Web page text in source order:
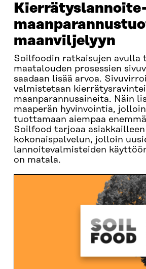
maanviljelyyn
Soilfoodin ratkaisujen avulla
maatalouden prosessien
saadaan lisää arvoa.
valmistetaan
maanparannusaineita. Näin
maaperän hyvinvointia,
tuottamaan aiempaa
Soilfood tarjoaa asiakkailleen
kokonaispalvelun, jolloin
lannoitevalmisteiden
on matala.